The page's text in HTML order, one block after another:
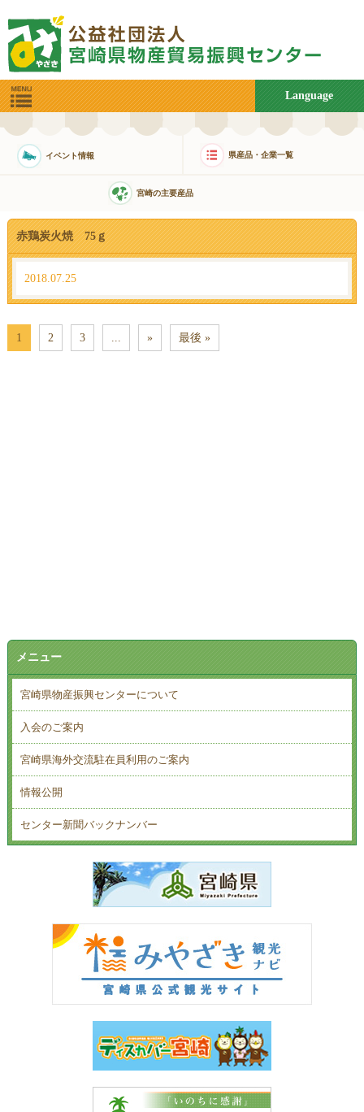
Language
イベント情報 県産品・企業一覧
宮崎の主要産品
赤鶏炭火焼 75ｇ
2018.07.25
1 2 3 ... » 最後 »
メニュー
宮崎県物産振興センターについて
入会のご案内
宮崎県海外交流駐在員利用のご案内
情報公開
センター新聞バックナンバー